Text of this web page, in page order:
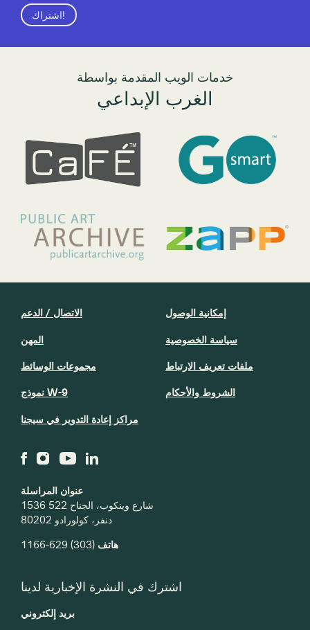
اشتراك!
خدمات الويب المقدمة بواسطة
الغرب الإبداعي
عنوان المراسلة
1536 شارع وينكوب، الجناح 522
دنفر، كولورادو 80202
هاتف (303) 629-1166
الاتصال / الدعم
المهن
مجموعات الوسائط
نموذج W-9
مراكز إعادة التدوير في سيجنا
إمكانية الوصول
سياسة الخصوصية
ملفات تعريف الارتباط
الشروط والأحكام
اشترك في النشرة الإخبارية لدينا
بريد إلكتروني